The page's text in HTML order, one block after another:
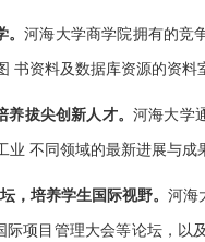
。河海大学商学院拥有的竞
书资料及数据库资源的资
拔尖创新人才。 河海大学
业 不同领域的最新进展与
，培养学生国际视野。河海
际项目管理大会等论坛，以